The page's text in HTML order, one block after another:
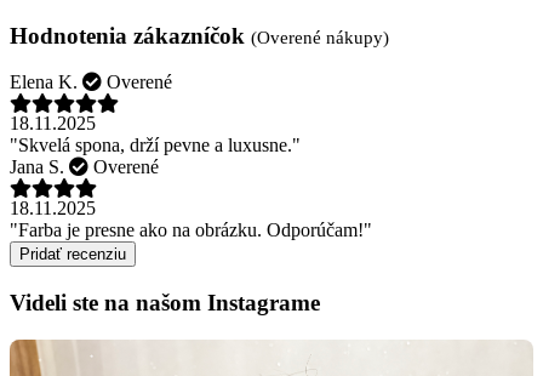
Hodnotenia zákazníčok (Overené nákupy)
Elena K.
Overené
18.11.2025
"Skvelá spona, drží pevne a luxusne."
Jana S.
Overené
18.11.2025
"Farba je presne ako na obrázku. Odporúčam!"
Pridať recenziu
Videli ste na našom Instagrame